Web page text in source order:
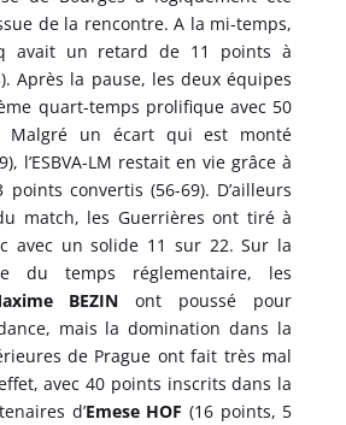
de la rencontre. A la mi-temps,
avait un retard de 11 points à
Après la pause, les deux équipes
quart-temps prolifique avec 50
Malgré un écart qui est monté
l’ESBVA-LM restait en vie grâce à
convertis (56-69). D’ailleurs
match, les Guerrières ont tiré à
avec un solide 11 sur 22. Sur la
du temps réglementaire, les
BEZIN ont poussé pour
mais la domination dans la
de Prague ont fait très mal
avec 40 points inscrits dans la
d’Emese HOF (16 points, 5